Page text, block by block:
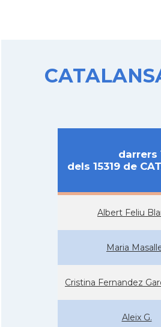
darrers
dels 15319 de
Albert Feliu
Maria
Cristina Fernandez
Aleix G.